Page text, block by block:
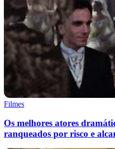
Filmes
Os melhores atores
ranqueados por risco e